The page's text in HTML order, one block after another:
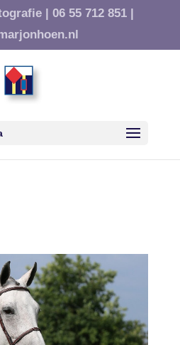
| 06 55 712 851 |